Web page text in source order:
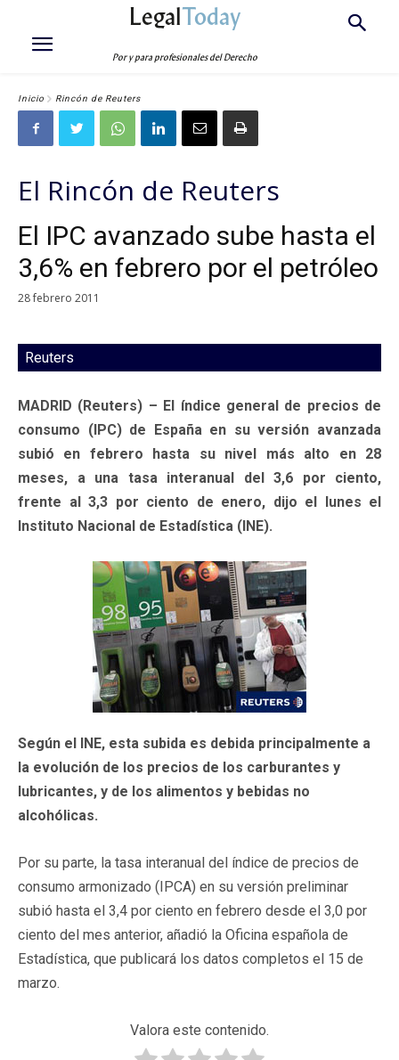
LegalToday
Por y para profesionales del Derecho
Inicio Rincón de Reuters
El Rincón de Reuters
El IPC avanzado sube hasta el
3,6% en febrero por el petróleo
28 febrero 2011
Reuters
MADRID (Reuters) – El índice general de precios de
consumo (IPC) de España en su versión avanzada
subió en febrero hasta su nivel más alto en 28
meses, a una tasa interanual del 3,6 por ciento,
frente al 3,3 por ciento de enero, dijo el lunes el
Instituto Nacional de Estadística (INE).
Según el INE, esta subida es debida principalmente a
la evolución de los precios de los carburantes y
lubricantes, y de los alimentos y bebidas no
alcohólicas.
Por su parte, la tasa interanual del índice de precios de
consumo armonizado (IPCA) en su versión preliminar
subió hasta el 3,4 por ciento en febrero desde el 3,0 por
ciento del mes anterior, añadió la Oficina española de
Estadística, que publicará los datos completos el 15 de
marzo.
Valora este contenido.